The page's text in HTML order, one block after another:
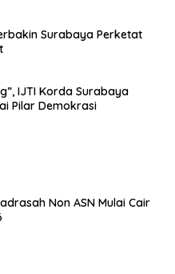
Surabaya Perketat
IJTI Korda Surabaya
Pilar Demokrasi
Non ASN Mulai Cair